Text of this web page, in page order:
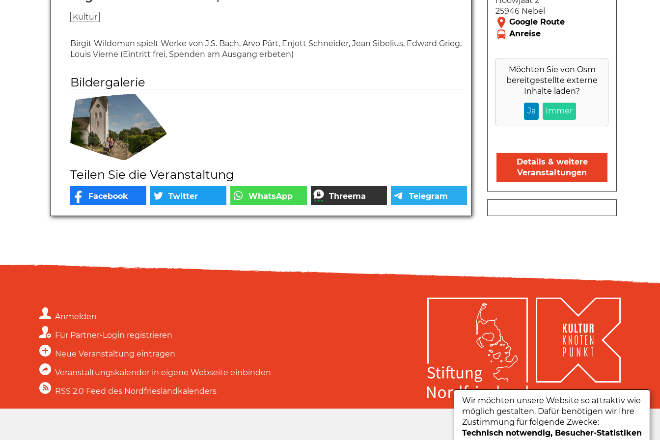
Kultur
Birgit Wildeman spielt Werke von J.S. Bach, Arvo Pärt, Enjott Schneider, Jean Sibelius, Edward Grieg,
Louis Vierne (Eintritt frei, Spenden am Ausgang erbeten)
Bildergalerie
Teilen Sie die Veranstaltung
25946 Nebel
Möchten Sie von Osm
bereitgestellte externe
Inhalte laden?
Ja Immer
Details & weitere
Veranstaltungen
Anmelden
Für Partner-Login registrieren
Neue Veranstaltung eintragen
Veranstaltungskalender in eigene Webseite einbinden
RSS 2.0 Feed des Nordfrieslandkalenders
Zu unserer App:
Wir möchten unsere Website so attraktiv wie
möglich gestalten. Dafür benötigen wir Ihre
Zustimmung für folgende Zwecke:
Technisch notwendig, Besucher-Statistiken